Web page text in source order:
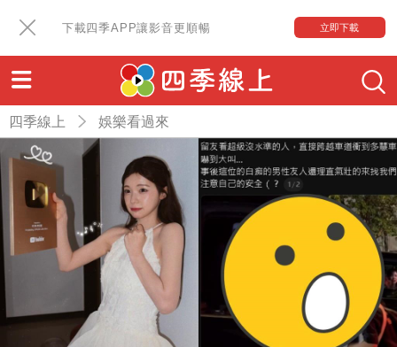
下載四季APP讓影音更順暢 立即下載
四季線上 娛樂看過來